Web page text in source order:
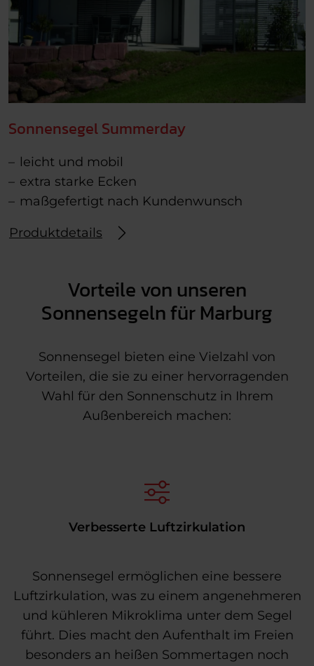
Sonnensegel Summerday
leicht und mobil
extra starke Ecken
maßgefertigt nach Kundenwunsch
Produktdetails
Vorteile von unseren
Sonnensegeln für Marburg
Sonnensegel bieten eine Vielzahl von
Vorteilen, die sie zu einer hervorragenden
Wahl für den Sonnenschutz in Ihrem
Außenbereich machen:
Verbesserte Luftzirkulation
Sonnensegel ermöglichen eine bessere
Luftzirkulation, was zu einem angenehmeren
und kühleren Mikroklima unter dem Segel
führt. Dies macht den Aufenthalt im Freien
besonders an heißen Sommertagen noch